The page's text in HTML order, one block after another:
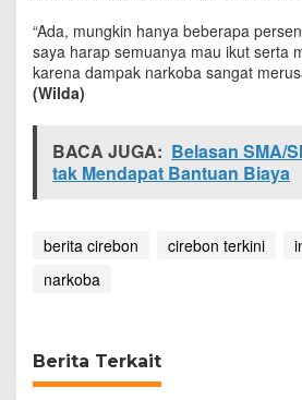
a
C
i
r
o
n
M
u
r
“Ada, mungkin hanya beberapa
saya harap semuanya mau ikut serta
karena dampak narkoba sangat
(Wilda)
BACA JUGA: Belasan SMA/
tak Mendapat Bantuan Biaya
berita cirebon cirebon terkini
narkoba
Berita Terkait